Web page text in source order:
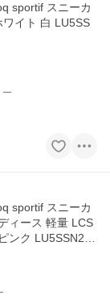
sportif スニーカ
イト 白 LU5SS
ー
sportif スニーカ
ィース 軽量 LCS
ンク LU5SSN22L